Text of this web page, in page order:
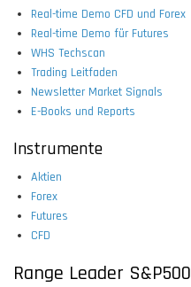
Real-time Demo CFD und Forex
Real-time Demo für Futures
WHS Techscan
Trading Leitfaden
Newsletter Market Signals
E-Books und Reports
Instrumente
Aktien
Forex
Futures
CFD
Range Leader S&P500